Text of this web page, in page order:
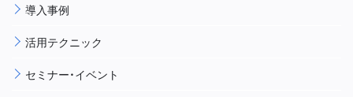
導入事例
活用テクニック
セミナー・イベント